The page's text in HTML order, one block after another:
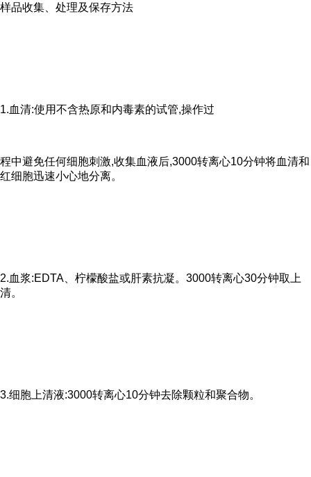
样品收集、处理及保存方法
1.血清:使用不含热原和内毒素的试管,操作过
程中避免任何细胞刺激,收集血液后,3000转离心10分钟将血清和
红细胞迅速小心地分离。
2.血浆:EDTA、柠檬酸盐或肝素抗凝。3000转离心30分钟取上
清。
3.细胞上清液:3000转离心10分钟去除颗粒和聚合物。